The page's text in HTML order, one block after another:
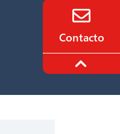
Contacto